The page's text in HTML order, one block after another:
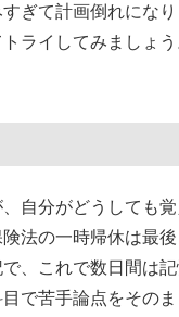
ぎて計画倒れにな
ライしてみましょう
自分がどうしても
法の一時帰休は最
、これで数日間は
で苦手論点をその